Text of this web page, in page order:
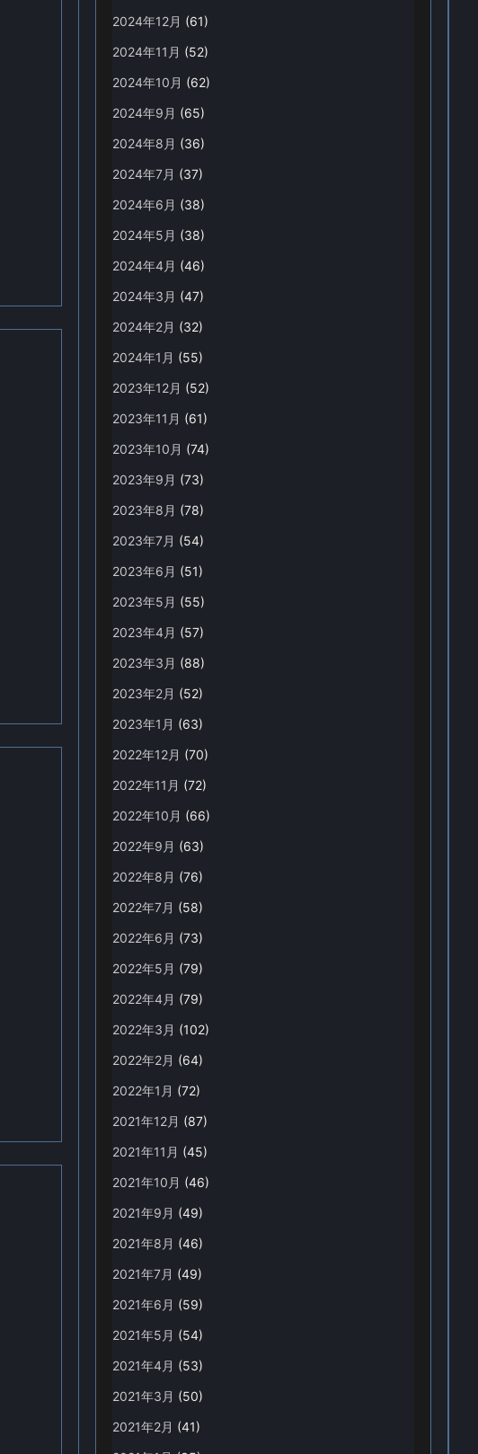
2024年12月 (61)
2024年11月 (52)
2024年10月 (62)
2024年9月 (65)
2024年8月 (36)
2024年7月 (37)
2024年6月 (38)
2024年5月 (38)
2024年4月 (46)
2024年3月 (47)
2024年2月 (32)
2024年1月 (55)
2023年12月 (52)
2023年11月 (61)
2023年10月 (74)
2023年9月 (73)
2023年8月 (78)
2023年7月 (54)
2023年6月 (51)
2023年5月 (55)
2023年4月 (57)
2023年3月 (88)
2023年2月 (52)
2023年1月 (63)
2022年12月 (70)
2022年11月 (72)
2022年10月 (66)
2022年9月 (63)
2022年8月 (76)
2022年7月 (58)
2022年6月 (73)
2022年5月 (79)
2022年4月 (79)
2022年3月 (102)
2022年2月 (64)
2022年1月 (72)
2021年12月 (87)
2021年11月 (45)
2021年10月 (46)
2021年9月 (49)
2021年8月 (46)
2021年7月 (49)
2021年6月 (59)
2021年5月 (54)
2021年4月 (53)
2021年3月 (50)
2021年2月 (41)